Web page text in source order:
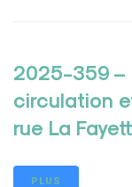
2025-359 –
circulation
rue La
PLUS